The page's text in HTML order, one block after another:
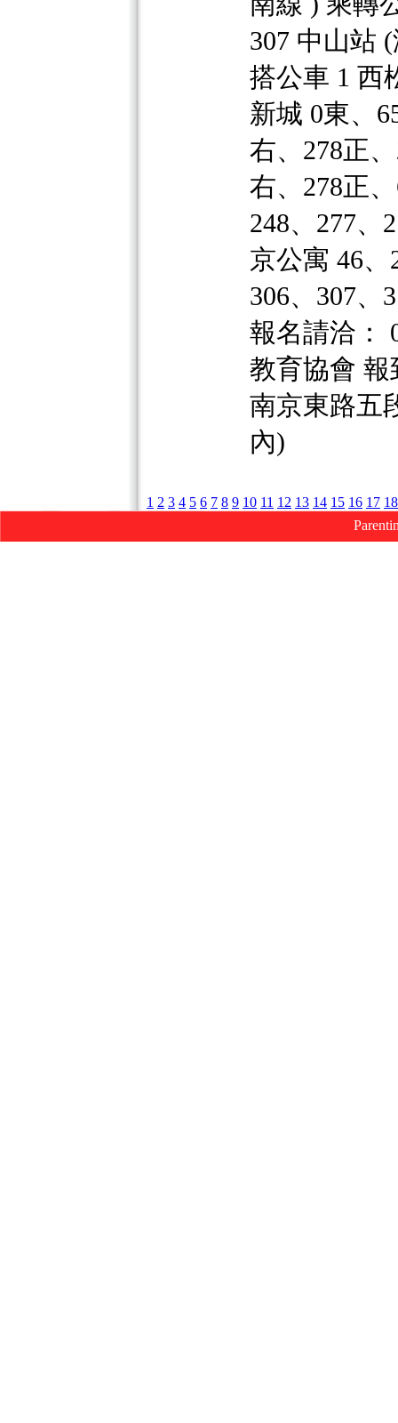
307 中山站
搭公車 1 西
新城 0東、
右、278正
右、278正
248、277、
京公寓 46、
306、307、
報名請洽：
教育協會
南京東路五
內)
1 2 3 4 5 6 7 8 9 10 11 12 13 14 15 16 17 18